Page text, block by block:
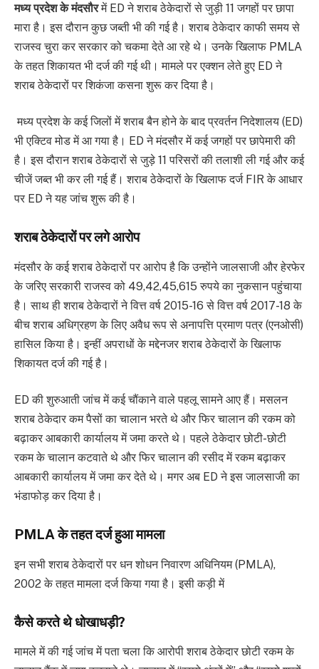
मध्य प्रदेश के मंदसौरमें ED ने शराब ठेकेदारों से जुड़ी 11 जगहों पर छापा
मारा है। इस दौरान कुछ जब्ती भी की गई है। शराब ठेकेदार काफी समय से
राजस्व चुरा कर सरकार को चकमा देते आ रहे थे। उनके खिलाफ PMLA
के तहत शिकायत भी दर्ज की गई थी। मामले पर एक्शन लेते हुए ED ने
शराब ठेकेदारों पर शिकंजा कसना शुरू कर दिया है।
मध्य प्रदेश के कई जिलों में शराब बैन होने के बाद प्रवर्तन निदेशालय (ED)
भी एक्टिव मोड में आ गया है। ED ने मंदसौर में कई जगहों पर छापेमारी की
है। इस दौरान शराब ठेकेदारों से जुड़े 11 परिसरों की तलाशी ली गई और कई
चीजें जब्त भी कर ली गई हैं। शराब ठेकेदारों के खिलाफ दर्ज FIR के आधार
पर ED ने यह जांच शुरू की है।
शराब ठेकेदारों पर लगे आरोप
मंदसौर के कई शराब ठेकेदारों पर आरोप है कि उन्होंने जालसाजी और हेरफेर
के जरिए सरकारी राजस्व को 49,42,45,615 रुपये का नुकसान पहुंचाया
है। साथ ही शराब ठेकेदारों ने वित्त वर्ष 2015-16 से वित्त वर्ष 2017-18 के
बीच शराब अधिग्रहण के लिए अवैध रूप से अनापत्ति प्रमाण पत्र (एनओसी)
हासिल किया है। इन्हीं अपराधों के मद्देनजर शराब ठेकेदारों के खिलाफ
शिकायत दर्ज की गई है।
ED की शुरुआती जांच में कई चौंकाने वाले पहलू सामने आए हैं। मसलन
शराब ठेकेदार कम पैसों का चालान भरते थे और फिर चालान की रकम को
बढ़ाकर आबकारी कार्यालय में जमा करते थे। पहले ठेकेदार छोटी-छोटी
रकम के चालान कटवाते थे और फिर चालान की रसीद में रकम बढ़ाकर
आबकारी कार्यालय में जमा कर देते थे। मगर अब ED ने इस जालसाजी का
भंडाफोड़ कर दिया है।
PMLA के तहत दर्ज हुआ मामला
इन सभी शराब ठेकेदारों पर धन शोधन निवारण अधिनियम (PMLA),
2002 के तहत मामला दर्ज किया गया है। इसी कड़ी में
कैसे करते थे धोखाधड़ी?
मामले में की गई जांच में पता चला कि आरोपी शराब ठेकेदार छोटी रकम के